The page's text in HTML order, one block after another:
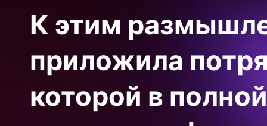
К этим
приложила
которой в